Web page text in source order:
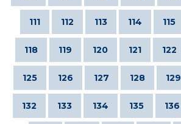
111 112 113 114 115
118 119 120 121 122
125 126 127 128 129
132 133 134 135 136